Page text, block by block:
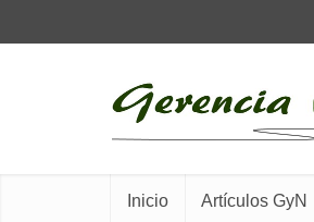
Inicio Artículos GyN